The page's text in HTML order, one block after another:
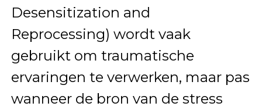
Desensitization and
Reprocessing) wordt vaak
gebruikt om traumatische
ervaringen te verwerken, maar pas
wanneer de bron van de stress